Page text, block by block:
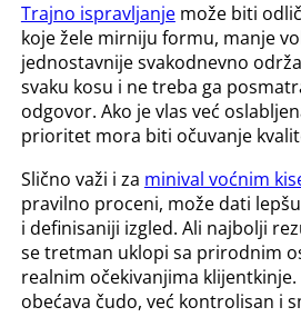
Trajno ispravljanjemože biti
koje žele mirniju formu, manje
jednostavnije svakodnevno
svaku kosu i ne treba ga
odgovor. Ako je vlas već
prioritet mora biti očuvanje
Slično važi i za minival voćnim
pravilno proceni, može dati
i definisaniji izgled. Ali najbolji
se tretman uklopi sa prirodnim
realnim očekivanjima
obećava čudo, već kontrolisan i